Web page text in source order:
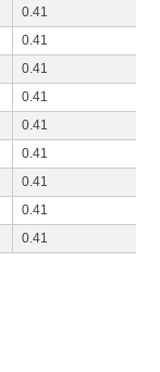
0.41
0.41
0.41
0.41
0.41
0.41
0.41
0.41
0.41